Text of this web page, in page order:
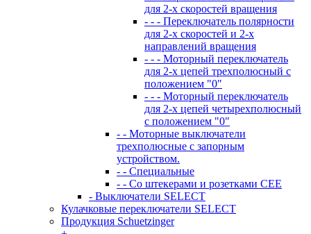
для 2-х скоростей вращения
- - - Переключатель полярности
для 2-х скоростей и 2-х
направлений вращения
- - - Моторный переключатель
для 2-х цепей трехполюсный с
положением "0"
- - - Моторный переключатель
для 2-х цепей четырехполюсный
с положением "0"
- - Моторные выключатели
трехполюсные с запорным
устройством.
- - Специальные
- - Со штекерами и розетками СЕЕ
- Выключатели SELECT
Кулачковые переключатели SELECT
Продукция Schuetzinger